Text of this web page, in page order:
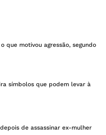
que motivou agressão, segundo
símbolos que podem levar à
de assassinar ex-mulher